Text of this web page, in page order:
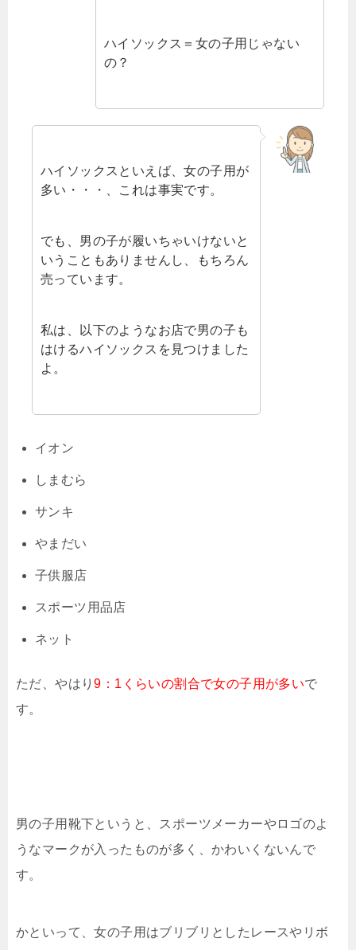
ハイソックス＝女の子用じゃない
の？
ハイソックスといえば、女の子用が
多い・・・、これは事実です。
でも、男の子が履いちゃいけないと
いうこともありませんし、もちろん
売っています。
私は、以下のようなお店で男の子も
はけるハイソックスを見つけました
よ。
イオン
しまむら
サンキ
やまだい
子供服店
スポーツ用品店
ネット
ただ、やはり9：1くらいの割合で女の子用が多いで
す。
男の子用靴下というと、スポーツメーカーやロゴのよ
うなマークが入ったものが多く、かわいくないんで
す。
かといって、女の子用はブリブリとしたレースやリボ